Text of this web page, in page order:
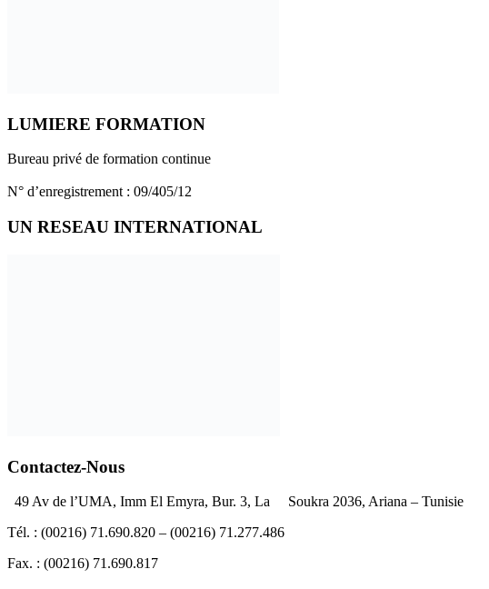
LUMIERE FORMATION
Bureau privé de formation continue
N° d’enregistrement : 09/405/12
UN RESEAU INTERNATIONAL
Contactez-Nous
49 Av de l’UMA, Imm El Emyra, Bur. 3, La Soukra 2036, Ariana – Tunisie
Tél. : (00216) 71.690.820 – (00216) 71.277.486
Fax. : (00216) 71.690.817